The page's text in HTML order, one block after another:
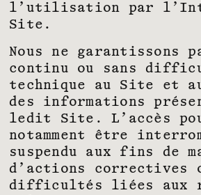
l’utilisation par
Site.
Nous ne garantissons
continu ou sans
technique au Site et
des informations
ledit Site. L’accès
notamment être
suspendu aux fins de
d’actions correctives
difficultés liées aux